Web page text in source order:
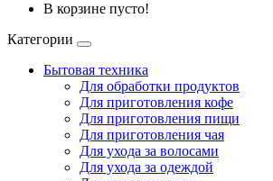
В корзине пусто!
Категории
Бытовая техника
Для обработки продуктов
Для приготовления кофе
Для приготовления пищи
Для приготовления чая
Для ухода за волосами
Для ухода за одеждой